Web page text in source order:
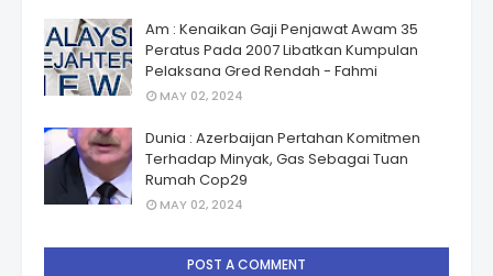
Am : Kenaikan Gaji Penjawat Awam 35
Peratus Pada 2007 Libatkan Kumpulan
Pelaksana Gred Rendah - Fahmi
MAY 02, 2024
Dunia : Azerbaijan Pertahan Komitmen
Terhadap Minyak, Gas Sebagai Tuan
Rumah Cop29
MAY 02, 2024
POST A COMMENT